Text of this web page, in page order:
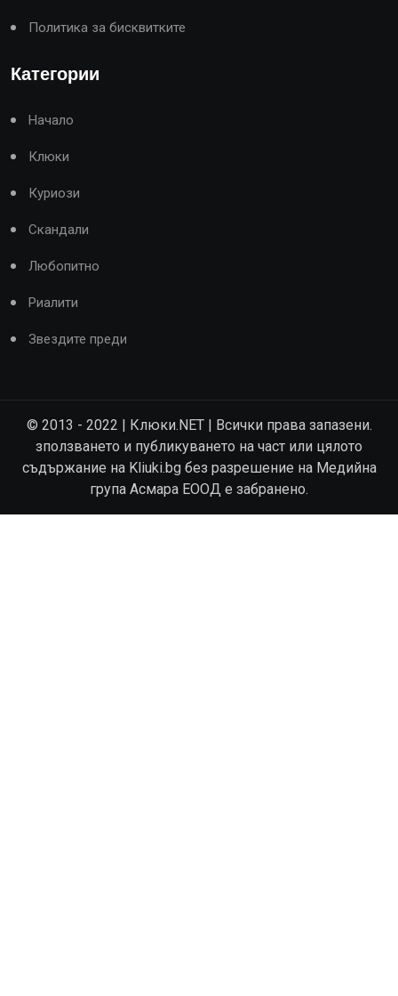
Политика за бисквитките
Категории
Начало
Клюки
Куриози
Скандали
Любопитно
Риалити
Звездите преди
© 2013 - 2022 | Клюки.NET | Всички права запазени.
зползването и публикуването на част или цялото
съдържание на Kliuki.bg без разрешение на Медийна
група Асмара ЕООД е забранено.